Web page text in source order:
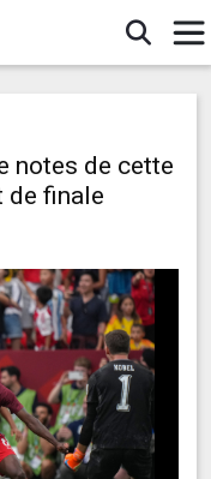
notes de cette
de finale